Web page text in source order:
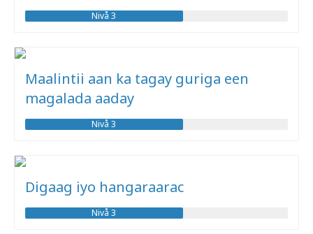
Nivå 3
Maalintii aan ka tagay guriga een
magalada aaday
Nivå 3
Digaag iyo hangaraarac
Nivå 3